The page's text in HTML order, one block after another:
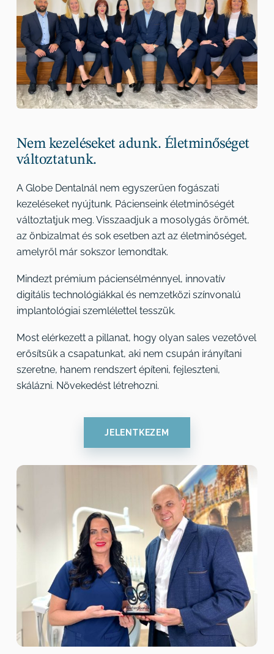
Nem kezeléseket adunk. Életminőséget
változtatunk.
A Globe Dentalnál nem egyszerűen fogászati
kezeléseket nyújtunk. Pácienseink életminőségét
változtatjuk meg. Visszaadjuk a mosolygás örömét,
az önbizalmat és sok esetben azt az életminőséget,
amelyről már sokszor lemondtak.
Mindezt prémium páciensélménnyel, innovatív
digitális technológiákkal és nemzetközi színvonalú
implantológiai szemlélettel tesszük.
Most elérkezett a pillanat, hogy olyan sales vezetővel
erősítsük a csapatunkat, aki nem csupán irányítani
szeretne, hanem rendszert építeni, fejleszteni,
skálázni. Növekedést létrehozni.
JELENTKEZEM